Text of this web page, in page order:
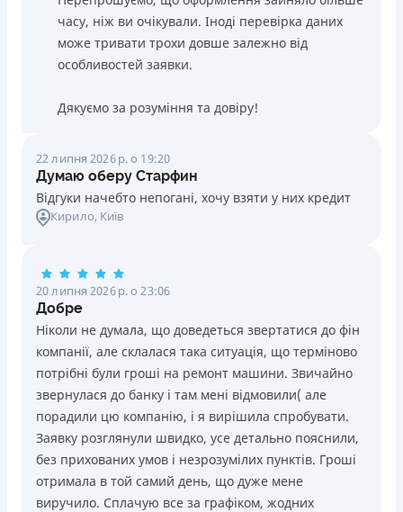
часу, ніж ви очікували. Іноді перевірка даних
може тривати трохи довше залежно від
особливостей заявки.
Дякуємо за розуміння та довіру!
22 липня 2026 р. о 19:20
Думаю оберу Старфин
Відгуки начебто непогані, хочу взяти у них кредит
Кирило, Київ
20 липня 2026 р. о 23:06
Добре
Ніколи не думала, що доведеться звертатися до фін
компанії, але склалася така ситуація, що терміново
потрібні були гроші на ремонт машини. Звичайно
звернулася до банку і там мені відмовили( але
порадили цю компанію, і я вирішила спробувати.
Заявку розглянули швидко, усе детально пояснили,
без прихованих умов і незрозумілих пунктів. Гроші
отримала в той самий день, що дуже мене
виручило. Сплачую все за графіком, жодних